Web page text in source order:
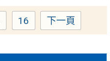
Page
16 下一頁